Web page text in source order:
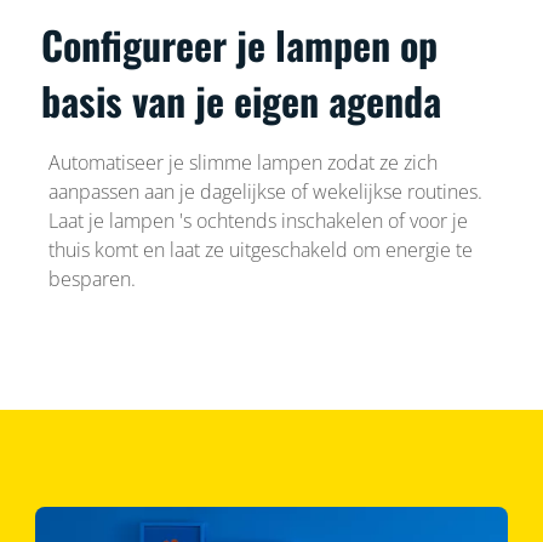
Configureer je lampen op
basis van je eigen agenda
Automatiseer je slimme lampen zodat ze zich
aanpassen aan je dagelijkse of wekelijkse routines.
Laat je lampen 's ochtends inschakelen of voor je
thuis komt en laat ze uitgeschakeld om energie te
besparen.